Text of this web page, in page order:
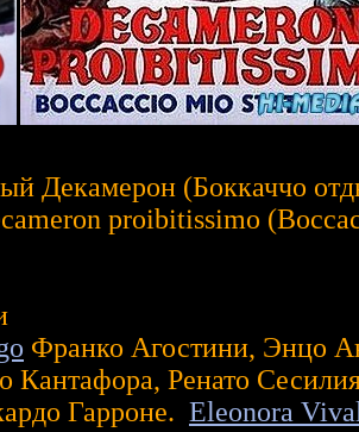
Декамерон (Боккаччо
proibitissimo
Франко Агостини, Энцо
Кантафора, Ренато
Гарроне. Eleonora